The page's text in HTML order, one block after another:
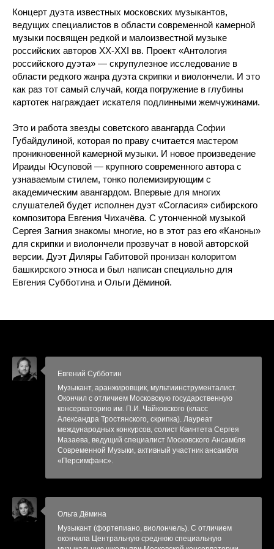
Концерт дуэта известных московских музыкантов,
ведущих специалистов в области современной камерной
музыки посвящен редкой и малоизвестной музыке
российских авторов ХХ-ХХI вв. Проект «Антология
российского дуэта» — скрупулезное исследование в
области редкого жанра дуэта скрипки и виолончели. И это
как раз тот самый случай, когда погружение в глубины
картотек награждает искателя подлинными жемчужинами.
Это и работа звезды советского авангарда Софии
Губайдулиной, которая по праву считается мастером
проникновенной камерной музыки. И новое произведение
Ираиды Юсуповой — крупного современного автора с
узнаваемым стилем, тонко полемизирующим с
академическим авангардом. Впервые для многих
слушателей будет исполнен дуэт «Согласия» сибирского
композитора Евгения Чихачёва. С утонченной музыкой
Сергея Загния знакомы многие, но в этот раз его «Каноны»
для скрипки и виолончели прозвучат в новой авторской
версии. Дуэт Диляры Габитовой пронизан колоритом
башкирского этноса и был написан специально для
Евгения Субботина и Ольги Дёминой.
Евгений Субботин
Музыкант, аранжировщик, мультиинструменталист.
Окончил с отличием Московскую государственную
консерваторию им. П.И. Чайковского (класс
Александра Тростянского, скрипка). Лауреат
международных конкурсов, солист Квинтета Сергея
Мазаева, ведущий специалист Московского Ансамбля
Современной Музыки, активный участник ансамбля
«Персимфанс».
Ольга Дёмина
Музыкант (фортепиано, виолончель). С отличием
окончила Центральную среднюю специальную